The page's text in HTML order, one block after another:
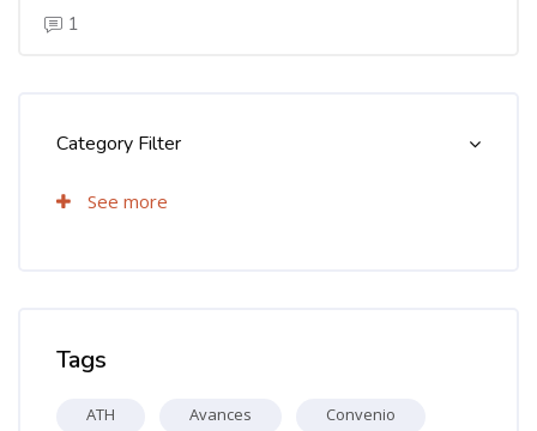
1
Category Filter
See more
Tags
ATH Avances Convenio